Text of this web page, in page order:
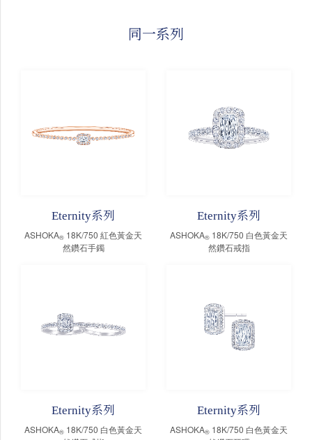
同一系列
Eternity系列
ASHOKA® 18K/750 紅色黃金天
然鑽石手鐲
Eternity系列
ASHOKA® 18K/750 白色黃金天
然鑽石戒指
Eternity系列
ASHOKA® 18K/750 白色黃金天
Eternity系列
ASHOKA® 18K/750 白色黃金天